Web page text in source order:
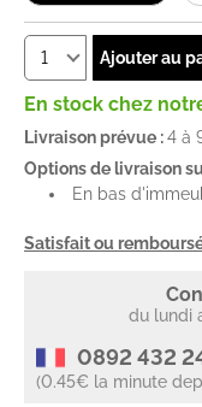
Ajouter au
En stock chez
Livraison prévue :4 à
Options de livraison
En bas
Satisfait ou
du lundi
0892 432
(0.45€ la minute